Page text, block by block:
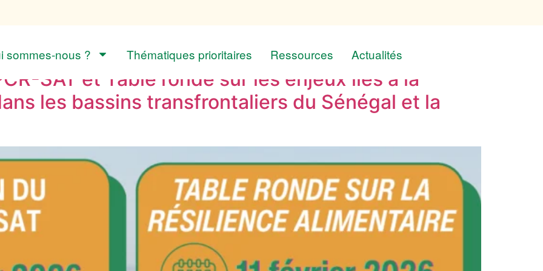
sommes-nous ? Thématiques prioritaires Ressources Actualités
SAT et Table ronde sur les enjeux liés à la
les bassins transfrontaliers du Sénégal et la